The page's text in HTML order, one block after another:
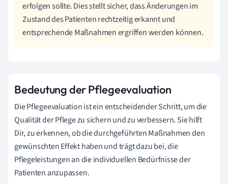
erfolgen sollte. Dies stellt sicher, dass Änderungen im
Zustand des Patienten rechtzeitig erkannt und
entsprechende Maßnahmen ergriffen werden können.
Bedeutung der Pflegeevaluation
Die Pflegeevaluation ist ein entscheidender Schritt, um die
Qualität der Pflege zu sichern und zu verbessern. Sie hilft
Dir, zu erkennen, ob die durchgeführten Maßnahmen den
gewünschten Effekt haben und trägt dazu bei, die
Pflegeleistungen an die individuellen Bedürfnisse der
Patienten anzupassen.